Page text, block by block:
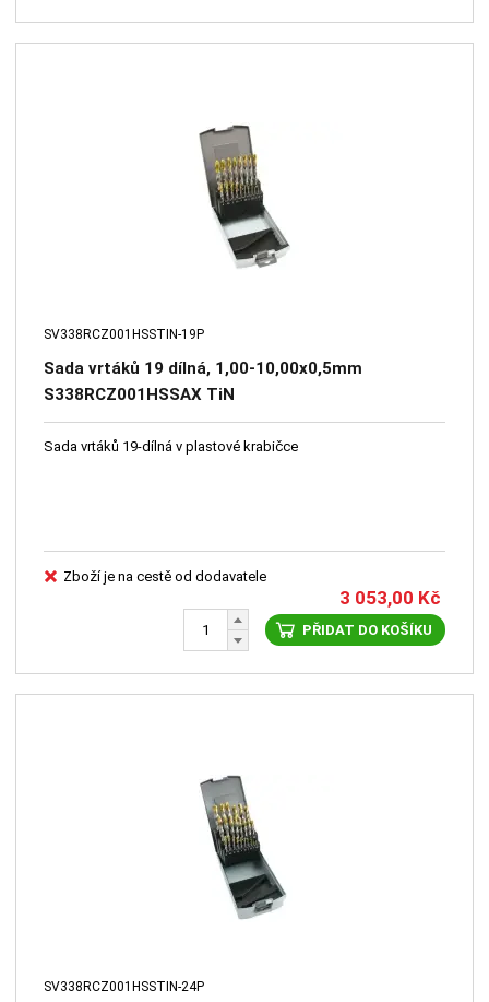
SV338RCZ001HSSTIN-19P
Sada vrtáků 19 dílná, 1,00-10,00x0,5mm
S338RCZ001HSSAX TiN
Sada vrtáků 19-dílná v plastové krabičce
Zboží je na cestě od dodavatele
3 053,00 Kč
PŘIDAT DO KOŠÍKU
SV338RCZ001HSSTIN-24P